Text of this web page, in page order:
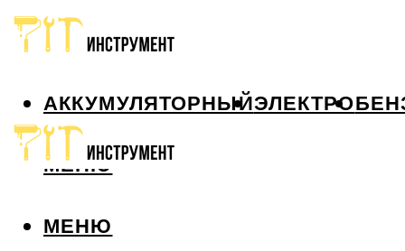
АККУМУЛЯТОРНЫЙЭЛЕКТРО
МЕНЮ
МЕНЮ